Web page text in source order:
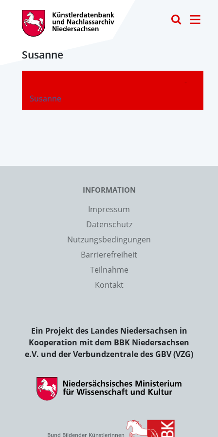
Susanne
Susanne
-
INFORMATION
Impressum
Datenschutz
Nutzungsbedingungen
Barrierefreiheit
Teilnahme
Kontakt
Ein Projekt des Landes Niedersachsen in
Kooperation mit dem BBK Niedersachsen
e.V. und der Verbundzentrale des GBV (VZG)
Bund Bildender Künstlerinnen